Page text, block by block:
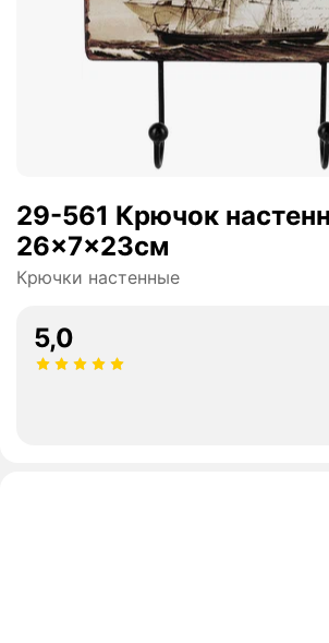
29-561 Крючок
26x7x23см
Крючки настенные
5,0